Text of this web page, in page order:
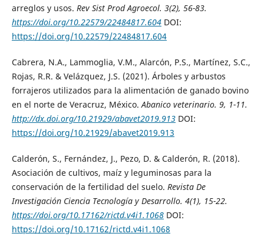
arreglos y usos. Rev Sist Prod Agroecol. 3(2), 56-83.
https://doi.org/10.22579/22484817.604DOI:
https://doi.org/10.22579/22484817.604
Cabrera, N.A., Lammoglia, V.M., Alarcón, P.S., Martínez, S.C.,
Rojas, R.R. & Velázquez, J.S. (2021). Árboles y arbustos
forrajeros utilizados para la alimentación de ganado bovino
en el norte de Veracruz, México. Abanico veterinario. 9, 1-11.
http://dx.doi.org/10.21929/abavet2019.913DOI:
https://doi.org/10.21929/abavet2019.913
Calderón, S., Fernández, J., Pezo, D. & Calderón, R. (2018).
Asociación de cultivos, maíz y leguminosas para la
conservación de la fertilidad del suelo. Revista De
Investigación Ciencia Tecnología y Desarrollo. 4(1), 15-22.
https://doi.org/10.17162/rictd.v4i1.1068DOI:
https://doi.org/10.17162/rictd.v4i1.1068